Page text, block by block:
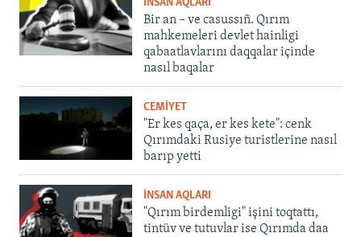
İNSAN AQLARI
Bir an – ve casussıñ. Qırım
mahkemeleri devlet hainligi
qabaatlavlarını daqqalar içinde
nasıl baqalar
CEMİYET
"Er kes qaça, er kes kete": cenk
Qırımdaki Rusiye turistlerine nasıl
barıp yetti
İNSAN AQLARI
"Qırım birdemligi" işini toqtattı,
tintüv ve tutuvlar ise Qırımda daa